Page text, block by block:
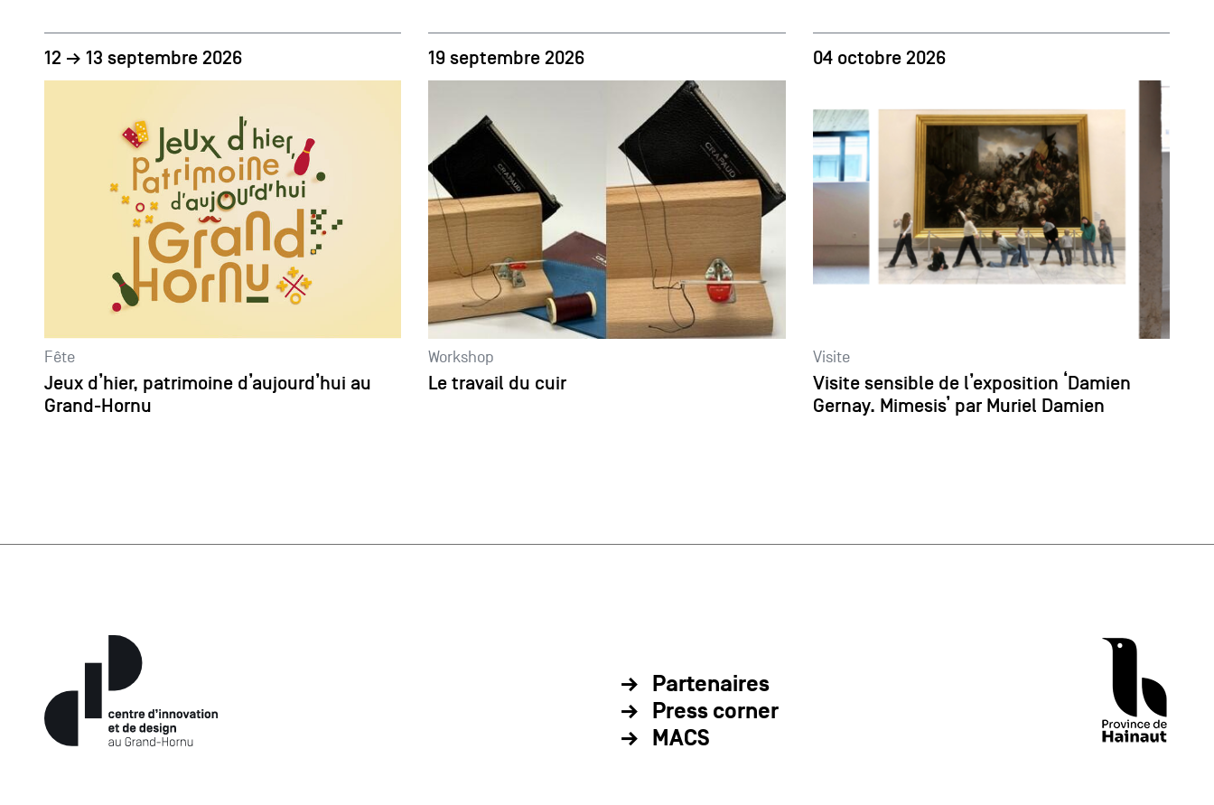
12 → 13 septembre 2026
Fête
Jeux d’hier, patrimoine d’aujourd’hui au
Grand-Hornu
19 septembre 2026
Workshop
Le travail du cuir
04 octobre 2026
Visite
Visite sensible de l’exposition ‘Damien
Gernay. Mimesis’ par Muriel Damien
Partenaires
Press corner
MACS